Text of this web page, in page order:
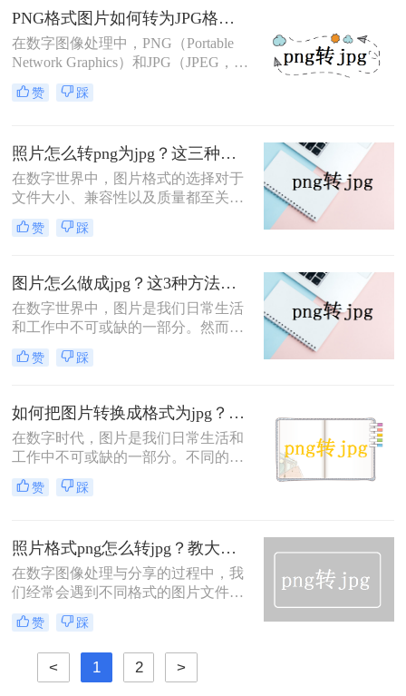
明背景和丰富的色彩深度而著称，适
用于需要高质量图像的场景。然而，
JPG格式以其高效的压缩率和较小的
文件体积
PNG格式图片如何转为JPG格式？三种转换方法了解一下！
在数字图像处理中，PNG（Portable
Network Graphics）和JPG（JPEG，
Joint Photographic Experts Group）是
两种广泛使用的图片格式。PNG以其
明背景的图像，如网页图标、Logo
等。而JPG则以其高效的压缩算法和
广泛的兼容性
赞 踩
照片怎么转png为jpg？这三种方法快速搞定转换！
在数字世界中，图片格式的选择对于
文件大小、兼容性以及质量都至关重
要。PNG（Portable Network
Graphics）和JPG（Joint Photographic
格式，各有其特点。PNG格式以其无
损压缩和透明背景支持而闻名，而
JPG则以较小的文件尺寸和广泛的兼
容性在网页和社交媒体上广受欢迎。
因此，在某些情况下，您可能需要将
PNG格式的照片转换为JPG格式。那
种实现这一转换的方法。
赞 踩
图片怎么做成jpg？这3种方法快速转换格式!！
在数字世界中，图片是我们日常生活
和工作中不可或缺的一部分。然而，
不同的设备和软件可能会生成不同格
式的图片文件，如PNG、BMP、GIF
经常需要将图片转换成JPG（JPEG）
格式。JPG格式以其高效的压缩比、
良好的图像质量和广泛的接受度，成
为了互联网上最常用的图片格式之
一。那么图片怎么做成jpg呢？本文将
介绍三种将图片转换成JPG格式的实
线转换工具以及操作系统自带功能。
赞 踩
如何把图片转换成格式为jpg？分享三种方法帮助你解决！
在数字时代，图片是我们日常生活和
工作中不可或缺的一部分。不同的图
片格式适用于不同的场景和需求，而
JPG（也称为JPEG）因其高效的压缩
了减小文件大小以便于分享或存储，
还是为了确保图片在不同设备和平台
上的兼容性，将图片转换成JPG格式
片转换成格式为jpg呢？本文将详细介
法，帮助您轻松完成这一任务。
赞 踩
照片格式png怎么转jpg？教大家三种简单的方法！
在数字图像处理与分享的过程中，我
们经常会遇到不同格式的图片文件，
其中PNG和JPG是最为常见的两种。
PNG（Portable Network Graphics）以
其无损压缩、支持透明背景等特性而
受到青睐，而JPG（Joint Photographic
Experts Group）则因其较高的压缩比
赞 踩
< 1 2 >